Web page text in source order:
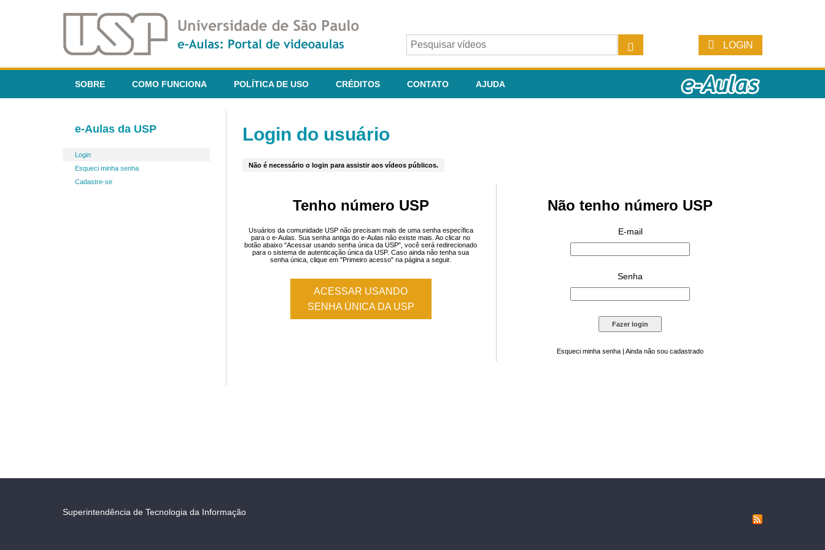
LOGIN
SOBRE COMO FUNCIONA POLÍTICA DE USO CRÉDITOS CONTATO AJUDA
e-Aulas da USP
Login
Esqueci minha senha
Cadastre-se
Login do usuário
Não é necessário o login para assistir aos vídeos públicos.
Tenho número USP
Usuários da comunidade USP não precisam mais de uma senha específica
para o e-Aulas. Sua senha antiga do e-Aulas não existe mais. Ao clicar no
botão abaixo "Acessar usando senha única da USP", você será redirecionado
para o sistema de autenticação única da USP. Caso ainda não tenha sua
senha única, clique em "Primeiro acesso" na página a seguir.
ACESSAR USANDO
SENHA ÚNICA DA USP
Não tenho número USP
E-mail
Senha
Esqueci minha senha | Ainda não sou cadastrado
Superintendência de Tecnologia da Informação